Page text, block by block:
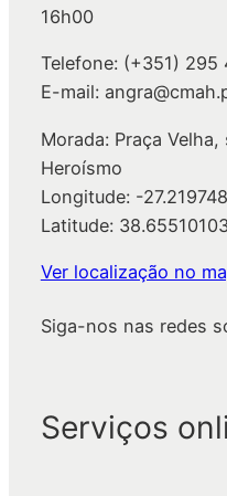
16h00
Telefone: (+351) 295
E-mail:
Morada: Praça
Heroísmo
Longitude: -
Latitude:
Ver localização no
Siga-nos nas redes
Serviços